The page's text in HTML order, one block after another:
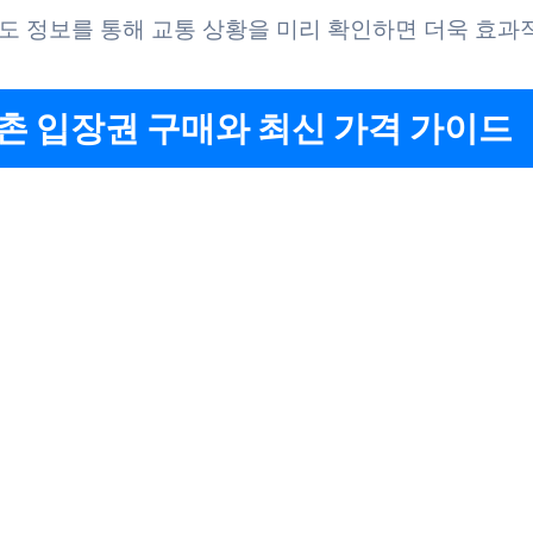
정보를 통해 교통 상황을 미리 확인하면 더욱 효과
입장권 구매와 최신 가격 가이드